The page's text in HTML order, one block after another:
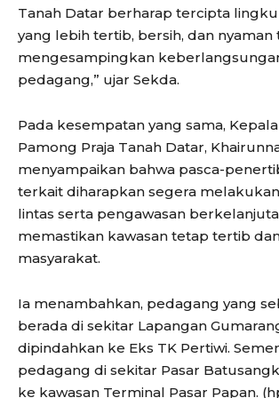
Tanah Datar berharap tercipta
yang lebih tertib, bersih, dan nyaman
mengesampingkan
pedagang,” ujar Sekda.
Pada kesempatan yang sama,
Pamong Praja Tanah Datar,
menyampaikan bahwa pasca-
terkait diharapkan segera
lintas serta pengawasan
memastikan kawasan tetap tertib
masyarakat.
Ia menambahkan, pedagang yang
berada di sekitar Lapangan
dipindahkan ke Eks TK Pertiwi.
pedagang di sekitar Pasar
ke kawasan Terminal Pasar Papan.